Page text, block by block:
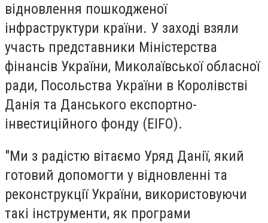
відновлення пошкодженої
інфраструктури країни. У заході взяли
участь представники Міністерства
фінансів України, Миколаївської обласної
ради, Посольства України в Королівстві
Данія та Данського експортно-
інвестиційного фонду (EIFO).
"Ми з радістю вітаємо Уряд Данії, який
готовий допомогти у відновленні та
реконструкції України, використовуючи
такі інструменти, як програми